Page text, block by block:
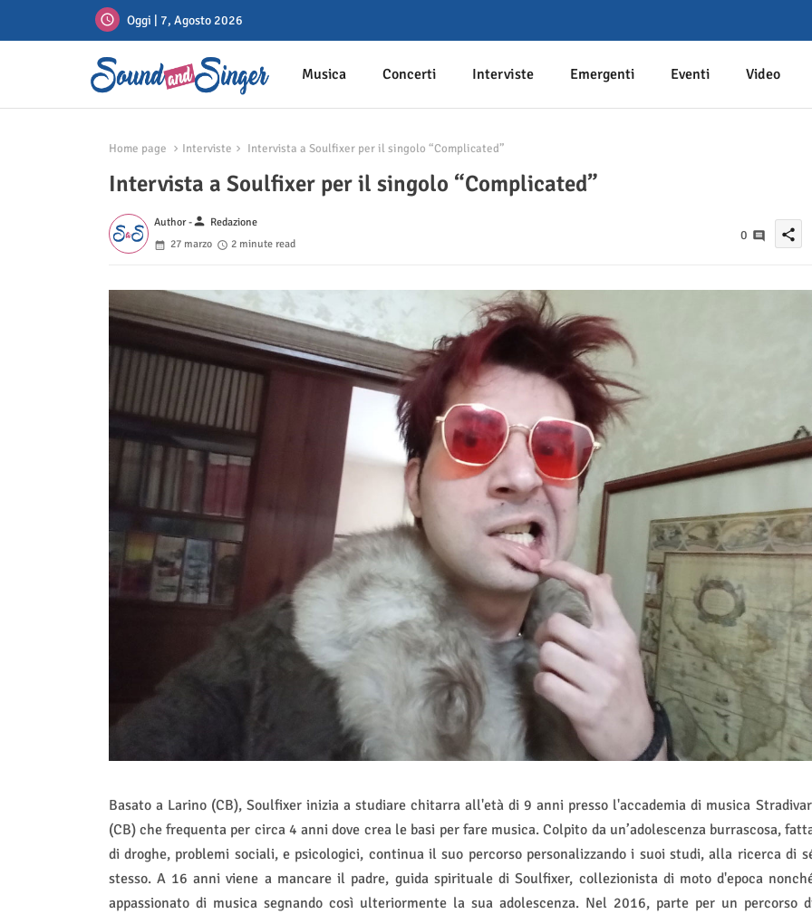
Oggi | 7, Agosto 2026
Musica Concerti Interviste Emergenti Eventi Video
Home page Interviste Intervista a Soulfixer per il singolo “Complicated”
Intervista a Soulfixer per il singolo “Complicated”
Author -person Redazione
27 marzo
2 minute read
0 share
Basato a Larino (CB), Soulfixer inizia a studiare chitarra all'età di 9 anni presso l'accademia di musica
(CB) che frequenta per circa 4 anni dove crea le basi per fare musica. Colpito da un’adolescenza burrascosa,
di droghe, problemi sociali, e psicologici, continua il suo percorso personalizzando i suoi studi, alla ricerca di
stesso. A 16 anni viene a mancare il padre, guida spirituale di Soulfixer, collezionista di moto d'epoca
appassionato di musica segnando così ulteriormente la sua adolescenza. Nel 2016, parte per un percorso